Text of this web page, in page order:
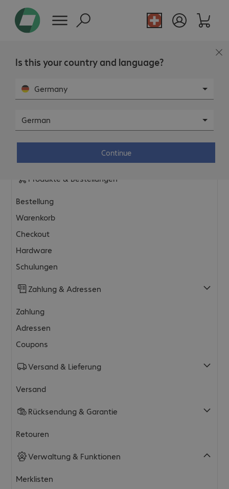
Is this your country and language?
Germany
German
Continue
FAQ
Allgemeines & Plattform
Datenschutz & Rechtliches
Produkte & Bestellungen
Bestellung
Warenkorb
Checkout
Hardware
Schulungen
Zahlung & Adressen
Zahlung
Adressen
Coupons
Versand & Lieferung
Versand
Rücksendung & Garantie
Retouren
Verwaltung & Funktionen
Merklisten